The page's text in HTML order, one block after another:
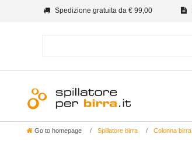
Spedizione gratuita da € 99,00
Go to homepage Spillatore birra Colonna birra